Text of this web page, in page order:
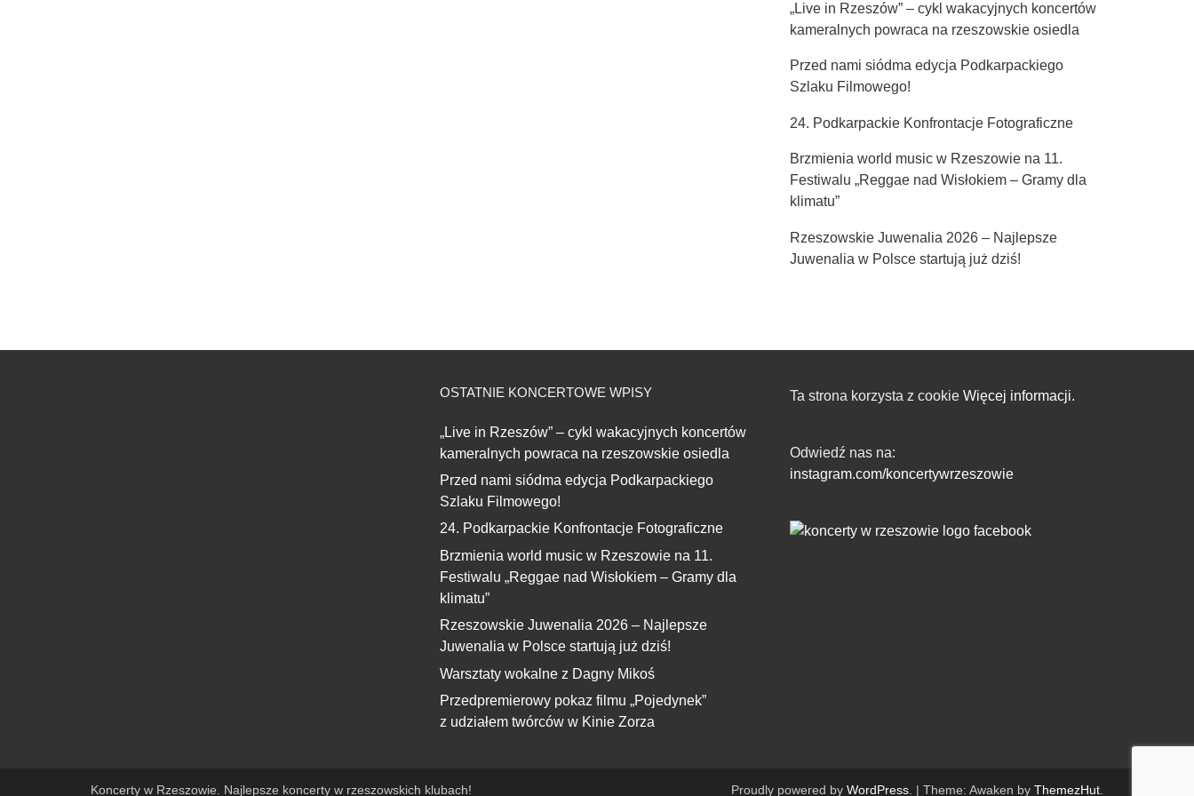
„Live in Rzeszów” – cykl wakacyjnych koncertów
kameralnych powraca na rzeszowskie osiedla
Przed nami siódma edycja Podkarpackiego
Szlaku Filmowego!
24. Podkarpackie Konfrontacje Fotograficzne
Brzmienia world music w Rzeszowie na 11.
Festiwalu „Reggae nad Wisłokiem – Gramy dla
klimatu”
Rzeszowskie Juwenalia 2026 – Najlepsze
Juwenalia w Polsce startują już dziś!
OSTATNIE KONCERTOWE WPISY
„Live in Rzeszów” – cykl wakacyjnych koncertów
kameralnych powraca na rzeszowskie osiedla
Przed nami siódma edycja Podkarpackiego
Szlaku Filmowego!
24. Podkarpackie Konfrontacje Fotograficzne
Brzmienia world music w Rzeszowie na 11.
Festiwalu „Reggae nad Wisłokiem – Gramy dla
klimatu”
Rzeszowskie Juwenalia 2026 – Najlepsze
Juwenalia w Polsce startują już dziś!
Warsztaty wokalne z Dagny Mikoś
Przedpremierowy pokaz filmu „Pojedynek”
z udziałem twórców w Kinie Zorza
Ta strona korzysta z cookie Więcej informacji.
Odwiedź nas na:
instagram.com/koncertywrzeszowie
Koncerty w Rzeszowie. Najlepsze koncerty w rzeszowskich klubach! Proudly powered by WordPress | Theme: Awaken by ThemezHut